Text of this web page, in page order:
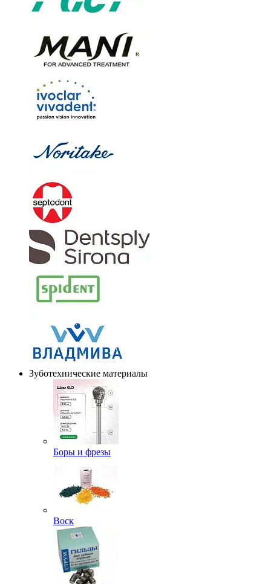
Зуботехнические материалы
Боры и фрезы
Воск